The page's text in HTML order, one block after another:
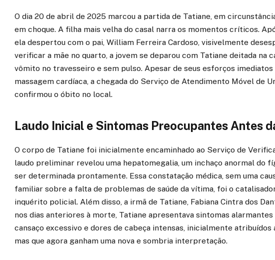
O dia 20 de abril de 2025 marcou a partida de Tatiane, em
em choque. A filha mais velha do casal narra os momentos críticos.
ela despertou com o pai, William Ferreira Cardoso, visivelmente
verificar a mãe no quarto, a jovem se deparou com Tatiane deitada na
vômito no travesseiro e sem pulso. Apesar de seus esforços
massagem cardíaca, a chegada do Serviço de Atendimento Móvel de
confirmou o óbito no local.
Laudo Inicial e Sintomas Preocupantes Antes
O corpo de Tatiane foi inicialmente encaminhado ao Serviço de
laudo preliminar revelou uma hepatomegalia, um inchaço anormal do
ser determinada prontamente. Essa constatação médica, sem uma
familiar sobre a falta de problemas de saúde da vítima, foi o
inquérito policial. Além disso, a irmã de Tatiane, Fabiana Cintra dos
nos dias anteriores à morte, Tatiane apresentava sintomas
cansaço excessivo e dores de cabeça intensas, inicialmente atribuídos
mas que agora ganham uma nova e sombria interpretação.